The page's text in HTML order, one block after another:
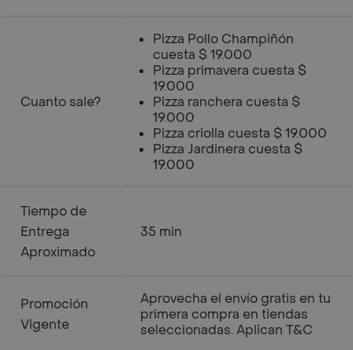
Cuanto sale?
Pizza Pollo Champiñón
cuesta $ 19.000
Pizza primavera cuesta $
19.000
Pizza ranchera cuesta $
19.000
Pizza criolla cuesta $ 19.000
Pizza Jardinera cuesta $
19.000
Tiempo de
Entrega
Aproximado
35 min
Promoción
Vigente
Aprovecha el envío gratis en tu
primera compra en tiendas
seleccionadas. Aplican T&C